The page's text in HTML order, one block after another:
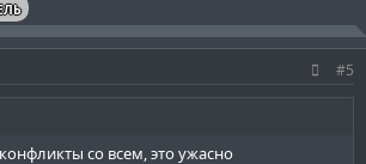
т
в
ы
т
в
ы
#5
со всем, это ужасно